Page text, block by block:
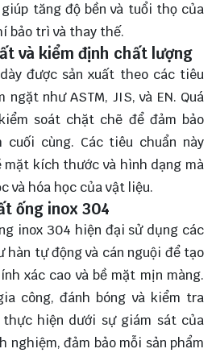
tăng độ bền và tuổi thọ của
bảo trì và thay thế.
và kiểm định chất lượng
được sản xuất theo các tiêu
như ASTM, JIS, và EN. Quá
soát chặt chẽ để đảm bảo
cuối cùng. Các tiêu chuẩn này
mặt kích thước và hình dạng mà
và hóa học của vật liệu.
ống inox 304
inox 304 hiện đại sử dụng các
tự động và cán nguội để tạo
xác cao và bề mặt mịn màng.
công, đánh bóng và kiểm tra
hiện dưới sự giám sát của
nghiệm, đảm bảo mỗi sản phẩm